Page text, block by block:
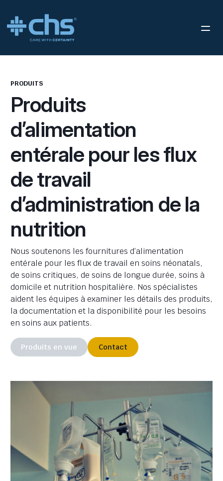
PRODUITS
Produits
d’alimentation
entérale pour les flux
de travail
d’administration de la
nutrition
Nous soutenons les fournitures d’alimentation
entérale pour les flux de travail en soins néonatals,
de soins critiques, de soins de longue durée, soins à
domicile et nutrition hospitalière. Nos spécialistes
aident les équipes à examiner les détails des produits,
la documentation et la disponibilité pour les besoins
en soins aux patients.
Produits en vue Contact